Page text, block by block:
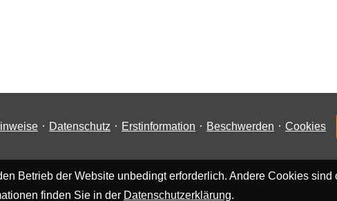
· Datenschutz · Erstinformation · Beschwerden · Cookies
Betrieb der Website unbedingt erforderlich. Andere Cookies
finden Sie in der Datenschutzerklärung.